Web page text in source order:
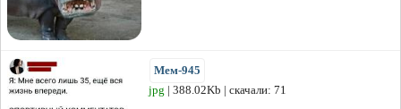
Мем-945
jpg | 388.02Kb | скачали: 71